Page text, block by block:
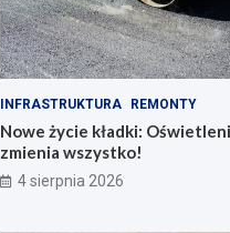
INFRASTRUKTURA REMONTY
Nowe życie kładki:
zmienia wszystko!
4 sierpnia 2026